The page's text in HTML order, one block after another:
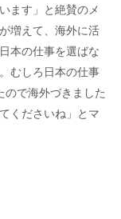
ます」と絶賛のメ
増えて、海外に活
本の仕事を選ばな
むしろ日本の仕事
で海外づきました
くださいね」とマ